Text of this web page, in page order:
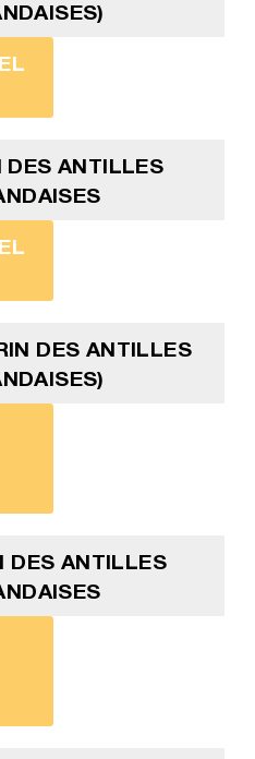
DES ANTILLES
DES ANTILLES
DES ANTILLES